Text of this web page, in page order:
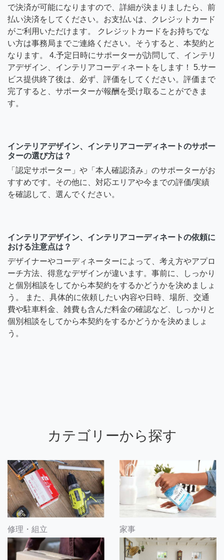
で決済が可能になりますので、詳細が決まりましたら、前
払い決済をしてください。お支払いは、クレジットカード
がご利用いただけます。 クレジットカードをお持ちでな
い方は事務局までご連絡ください。そうすると、本契約と
なります。 4.予定日時にサポーターが訪問して、インテリ
アデザイン、インテリアコーディネートをします！ 5.サー
ビス提供終了後は、必ず、評価をしてください。評価まで
完了すると、サポーターが報酬を受け取ることができま
す。
インテリアデザイン、インテリアコーディネートのサポー
ターの選び方は？
「認定サポーター」や「本人確認済み」のサポーターがお
すすめです。その他に、対応エリアや今までの評価/実績
を確認して、選んでください。
インテリアデザイン、インテリアコーディネートの依頼に
おける注意点は？
デザイナーやコーディネーターによって、考え方やアプロ
ーチ方法、得意なデザインが違います。事前に、しっかり
と個別相談をしてから本契約をするかどうかを決めましょ
う。 また、具体的に依頼したい内容や日時、場所、交通
費や駐車料金、雑費も含んだ料金の確認など、しっかりと
個別相談をしてから本契約をするかどうかを決めましょ
う。
カテゴリーから探す
修理・組立 家事